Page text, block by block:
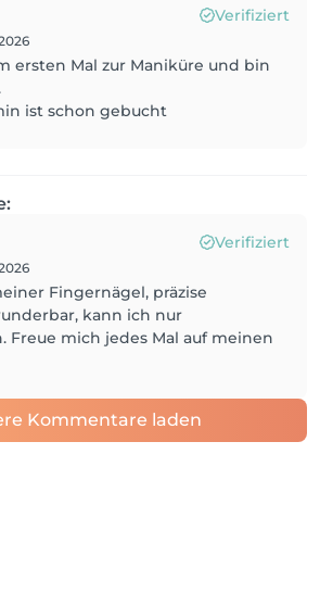
Verifiziert
ersten Mal zur Maniküre und bin
ist schon gebucht
Verifiziert
Fingernägel, präzise
kann ich nur
mich jedes Mal auf meinen
Kommentare laden